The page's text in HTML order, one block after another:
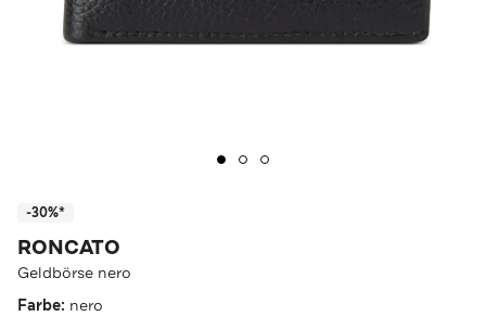
-30%*
RONCATO
Geldbörse nero
Farbe: nero